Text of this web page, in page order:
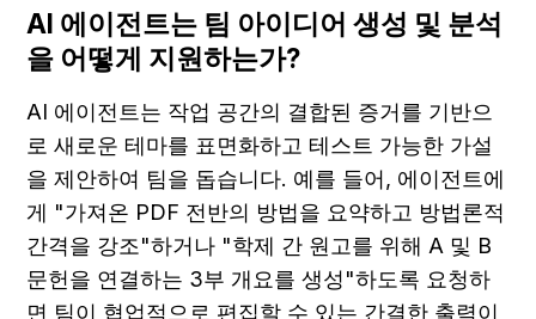
AI 에이전트는 팀 아이디어 생성 및 분석
을 어떻게 지원하는가?
AI 에이전트는 작업 공간의 결합된 증거를 기반으
로 새로운 테마를 표면화하고 테스트 가능한 가설
을 제안하여 팀을 돕습니다. 예를 들어, 에이전트에
게 "가져온 PDF 전반의 방법을 요약하고 방법론적
간격을 강조"하거나 "학제 간 원고를 위해 A 및 B
문헌을 연결하는 3부 개요를 생성"하도록 요청하
면 팀이 협업적으로 편집할 수 있는 간결한 출력이